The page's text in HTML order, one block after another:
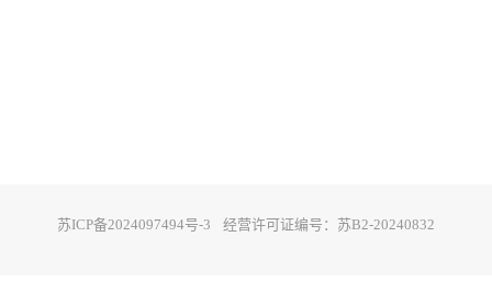
苏ICP备2024097494号-3 经营许可证编号：苏B2-20240832